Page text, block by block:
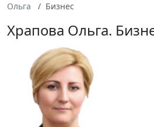
Ольга
Бизнес
Храпова Ольга.